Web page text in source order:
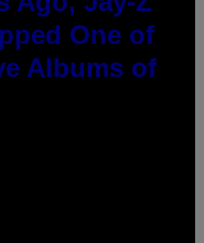
One of
Albums of